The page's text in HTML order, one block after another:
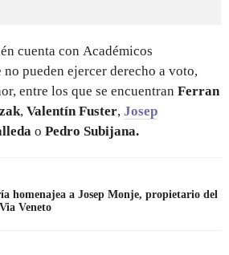
cuenta con Académicos
no pueden ejercer derecho a voto,
entre los que se encuentran Ferran
, Valentín Fuster, Josep
o Pedro Subijana.
homenajea a Josep Monje, propietario del
Veneto